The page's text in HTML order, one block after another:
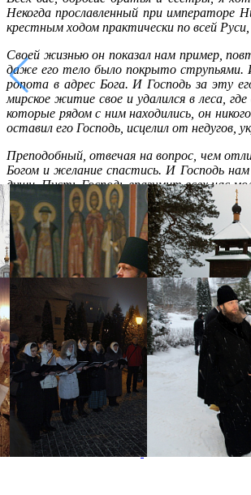
Некогда прославленный при императоре
крестным ходом практически по всей
Своей жизнью он показал нам пример,
даже его тело было покрыто струпьями.
ропота в адрес Бога. И Господь за эту
мирское житие свое и удалился в леса,
которые рядом с ним находились, он
оставил его Господь, исцелил от недугов,
Преподобный, отвечая на вопрос, чем
Богом и желание спастись. И Господь
души. Пусть Господь вразумит всех нас
Распечатать
Фото